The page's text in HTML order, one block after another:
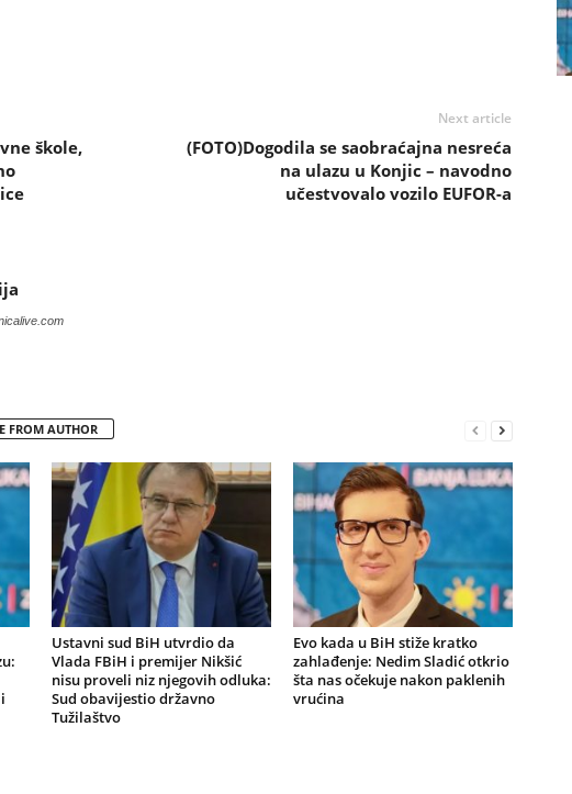
škole,
Next article
(FOTO)Dogodila se saobraćajna nesreća
na ulazu u Konjic – navodno
učestvovalo vozilo EUFOR-a
FROM AUTHOR
Ustavni sud BiH utvrdio da
Vlada FBiH i premijer Nikšić
nisu proveli niz njegovih odluka:
Sud obavijestio državno
Tužilaštvo
Evo kada u BiH stiže kratko
zahlađenje: Nedim Sladić otkrio
šta nas očekuje nakon paklenih
vrućina